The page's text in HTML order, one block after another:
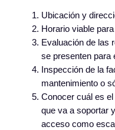
Ubicación y
Horario viable
Evaluación de las
se presenten para
Inspección de la
mantenimiento o
Conocer cuál es
que va a soportar
acceso como